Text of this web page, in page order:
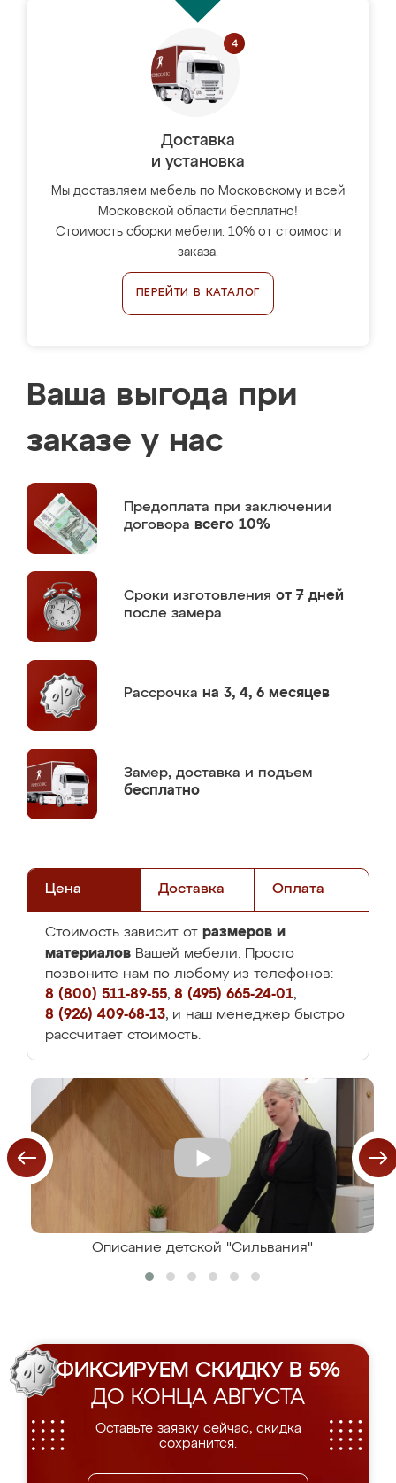
Доставка
и установка
Мы доставляем мебель по Московскому и всей
Московской области бесплатно!
Стоимость сборки мебели: 10% от стоимости
заказа.
ПЕРЕЙТИ В КАТАЛОГ
Ваша выгода при
заказе у нас
Предоплата при заключении
договора всего 10%
Сроки изготовления от 7 дней
после замера
Рассрочка на 3, 4, 6 месяцев
Замер, доставка и подъем
бесплатно
Цена Доставка Оплата
Стоимость зависит от размеров и
материалов Вашей мебели. Просто
позвоните нам по любому из телефонов:
8 (800) 511-89-55, 8 (495) 665-24-01,
8 (926) 409-68-13, и наш менеджер быстро
рассчитает стоимость.
Описание детской "Сильвания"
ФИКСИРУЕМ СКИДКУ В 5%
ДО КОНЦА АВГУСТА
Оставьте заявку сейчас, скидка
сохранится.